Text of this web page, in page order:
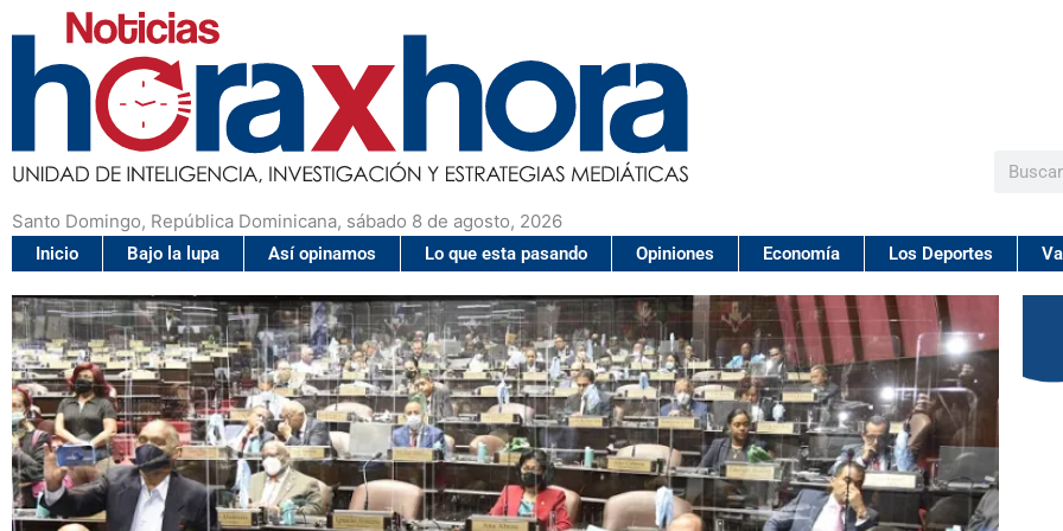
Santo Domingo, República Dominicana, sábado 8 de agosto, 2026
Buscar
Inicio Bajo la lupa Así opinamos Lo que esta pasando Opiniones Economía Los Deportes